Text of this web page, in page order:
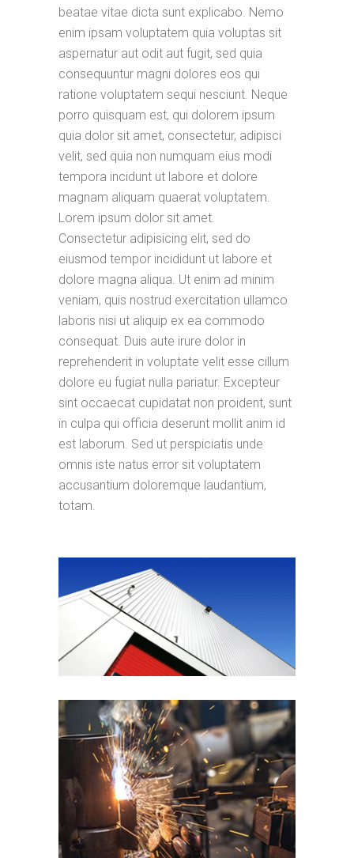
beatae vitae dicta sunt explicabo. Nemo
enim ipsam voluptatem quia voluptas sit
aspernatur aut odit aut fugit, sed quia
consequuntur magni dolores eos qui
ratione voluptatem sequi nesciunt. Neque
porro quisquam est, qui dolorem ipsum
quia dolor sit amet, consectetur, adipisci
velit, sed quia non numquam eius modi
tempora incidunt ut labore et dolore
magnam aliquam quaerat voluptatem.
Lorem ipsum dolor sit amet.
Consectetur adipisicing elit, sed do
eiusmod tempor incididunt ut labore et
dolore magna aliqua. Ut enim ad minim
veniam, quis nostrud exercitation ullamco
laboris nisi ut aliquip ex ea commodo
consequat. Duis aute irure dolor in
reprehenderit in voluptate velit esse cillum
dolore eu fugiat nulla pariatur. Excepteur
sint occaecat cupidatat non proident, sunt
in culpa qui officia deserunt mollit anim id
est laborum. Sed ut perspiciatis unde
omnis iste natus error sit voluptatem
accusantium doloremque laudantium,
totam.